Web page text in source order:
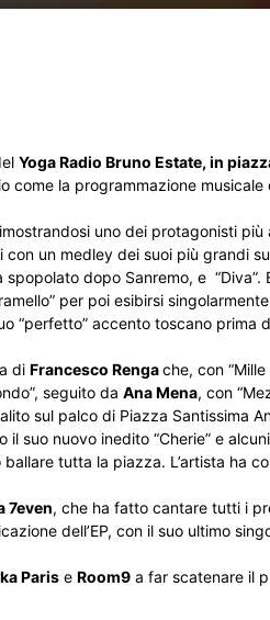
YogaRadio Bruno Estate, in
come la programmazione musicale
uno dei protagonisti
un medley dei suoi più grandi
spopolato dopo Sanremo, e “Diva”.
per poi esibirsi
“perfetto” accento toscano prima
di Francesco Rengache, con
seguito da Ana Mena, con
sul palco di Piazza Santissima
suo nuovo inedito “Cherie” e
tutta la piazza. L’artista ha
7even, che ha fatto cantare tutti i
dell’EP, con il suo ultimo
Paris e Room9 a far scatenare il